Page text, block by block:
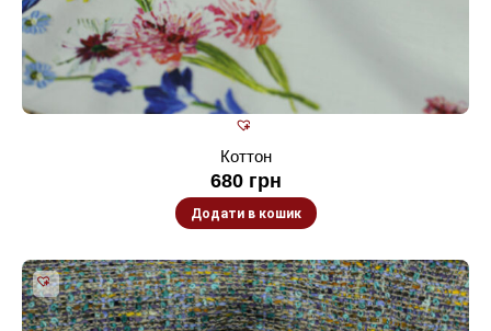
Коттон
680 грн
Додати в кошик